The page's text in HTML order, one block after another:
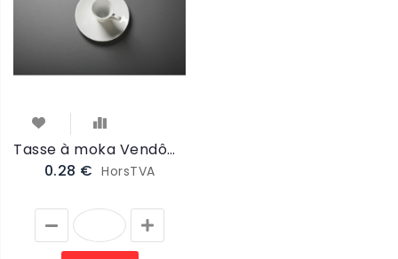
Tasse à moka Vendôme 10cl (VTAMO)
0.28 € HorsTVA